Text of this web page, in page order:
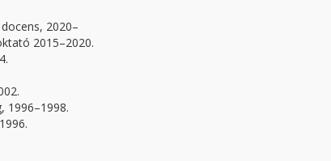
2020–
2015–2020.
1996–1998.